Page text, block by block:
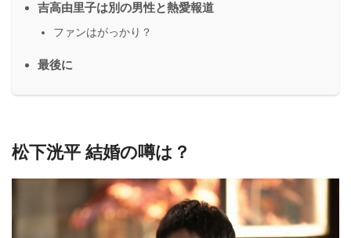
吉高由里子は別の男性と熱愛報道
ファンはがっかり？
最後に
松下洸平 結婚の噂は？